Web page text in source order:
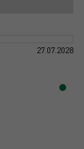
27.07.2028